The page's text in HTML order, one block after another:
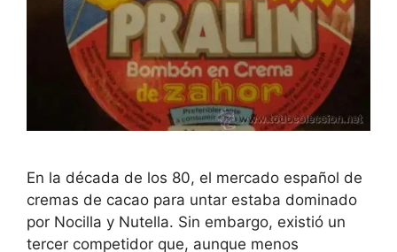
En la década de los 80, el mercado español de
cremas de cacao para untar estaba dominado
por Nocilla y Nutella. Sin embargo, existió un
tercer competidor que, aunque menos